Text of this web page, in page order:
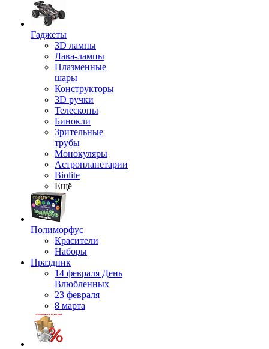
Гаджеты
3D лампы
Лава-лампы
Плазменные
шары
Конструкторы
3D ручки
Телескопы
Бинокли
Зрительные
трубы
Монокуляры
Астропланетарии
Biolite
Ещё
Полиморфус
Красители
Наборы
Праздник
14 февраля День
Влюбленных
23 февраля
8 марта